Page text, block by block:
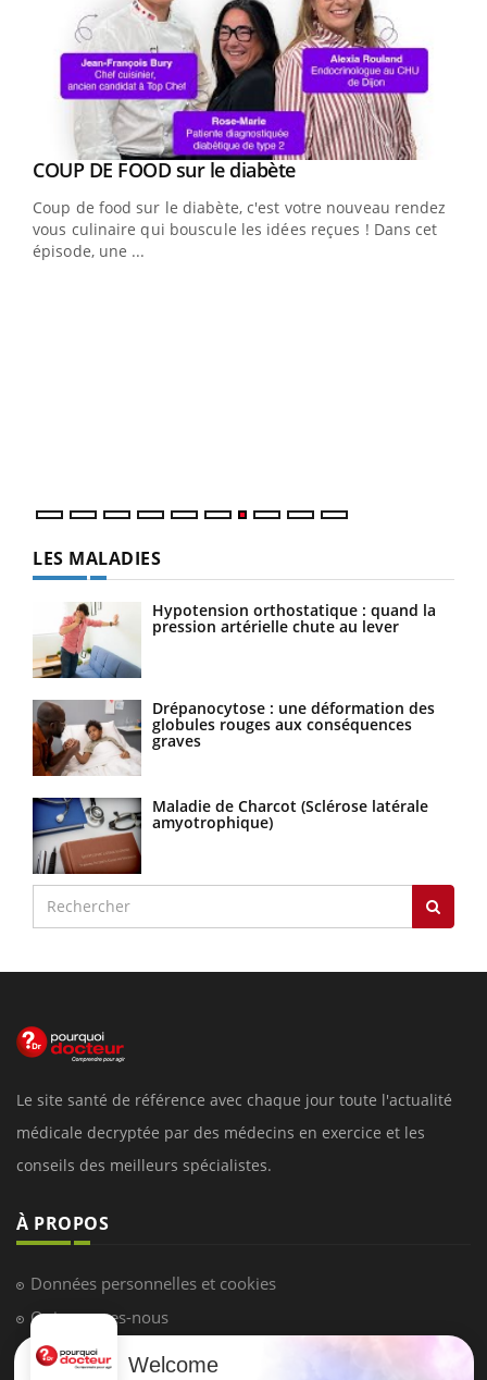
Youtube
COUP DE FOOD sur le diabèteYoutube
Coup de food sur le diabète, c'est votre nouveau rendez-
vous culinaire qui bouscule les idées reçues ! Dans cet
épisode, une ...
LES MALADIES
Hypotension orthostatique : quand la
pression artérielle chute au lever
Drépanocytose : une déformation des
globules rouges aux conséquences
graves
Maladie de Charcot (Sclérose latérale
amyotrophique)
Le site santé de référence avec chaque jour toute l'actualité
médicale decryptée par des médecins en exercice et les
conseils des meilleurs spécialistes.
À PROPOS
Données personnelles et cookies
Qui sommes-nous
Conditions d'utilisation
Welcome